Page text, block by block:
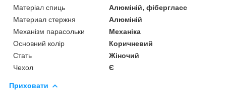
Матеріал спиць
Алюміній, фібергласс
Материал стержня
Алюміній
Механізм парасольки
Механіка
Основний колір
Коричневий
Стать
Жіночий
Чехол
Є
Приховати